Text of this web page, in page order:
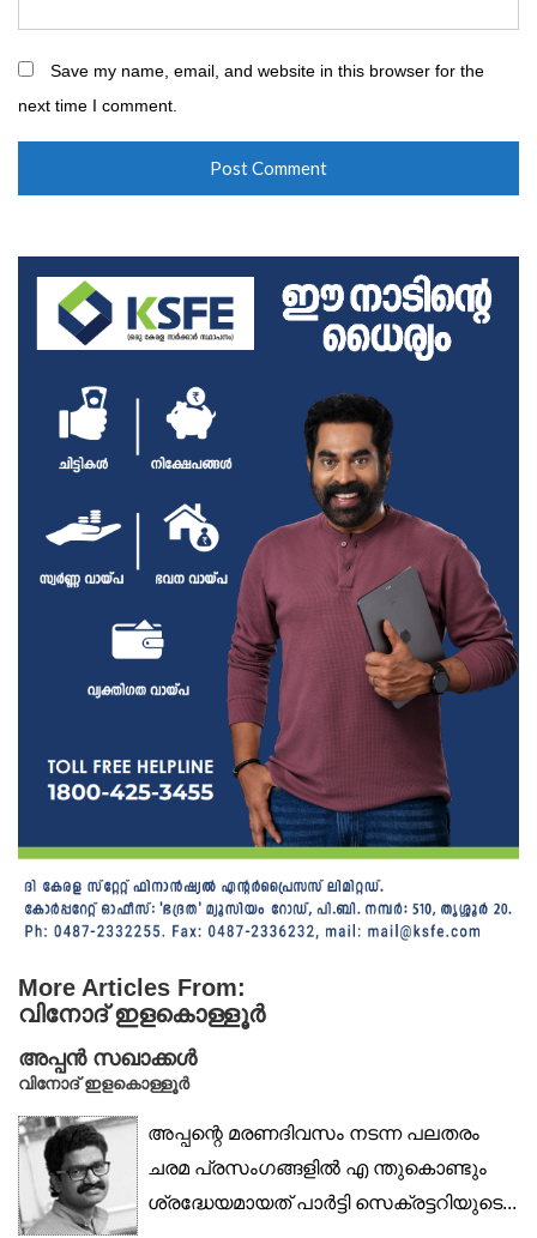
Save my name, email, and website in this browser for the
next time I comment.
More Articles From:
വിനോദ് ഇളകൊള്ളൂർ
അപ്പൻ സഖാക്കൾ
വിനോദ് ഇളകൊള്ളൂർ
അപ്പന്റെ മരണദിവസം നടന്ന പലതരം
ചരമ പ്രസംഗങ്ങളിൽ എ ന്തുകൊണ്ടും
ശ്രദ്ധേയമായത് പാർട്ടി സെക്രട്ടറിയുടെ...